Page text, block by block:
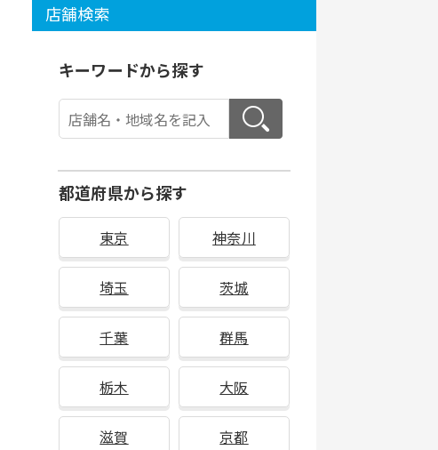
店舗検索
キーワードから探す
都道府県から探す
東京 神奈川
埼玉 茨城
千葉 群馬
栃木 大阪
滋賀 京都